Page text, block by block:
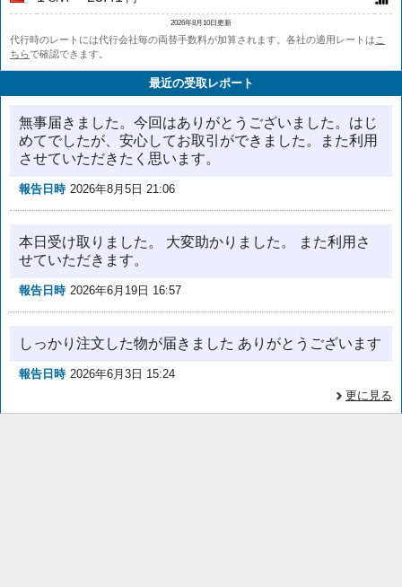
2026年8月10日更新
代行時のレートには代行会社毎の両替手数料が加算されます。各社の適用レートは こ
ちらで確認できます。
最近の受取レポート
無事届きました。今回はありがとうございました。はじ
めてでしたが、安心してお取引ができました。また利用
させていただきたく思います。
報告日時 2026年8月5日 21:06
本日受け取りました。 大変助かりました。 また利用さ
せていただきます。
報告日時 2026年6月19日 16:57
しっかり注文した物が届きました ありがとうございます
報告日時 2026年6月3日 15:24
更に見る